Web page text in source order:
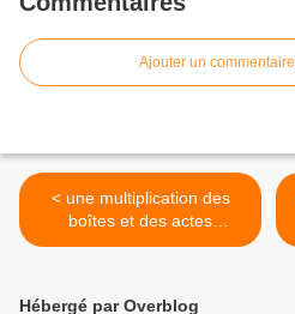
Ajouter un commentaire
< une multiplication des
boîtes et des actes
manqués
Hébergé par Overblog